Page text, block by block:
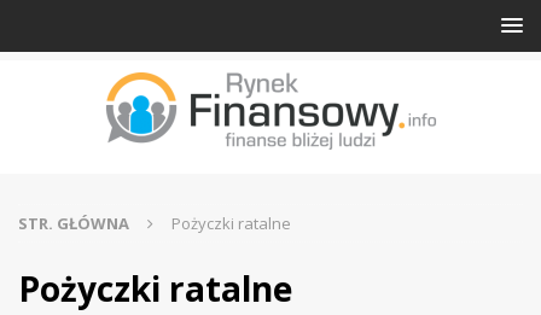
STR. GŁÓWNA Pożyczki ratalne
Pożyczki ratalne